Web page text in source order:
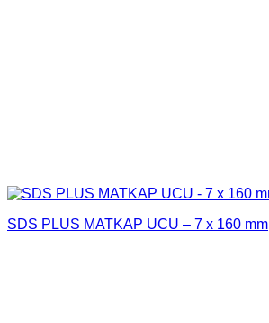
SDS PLUS MATKAP UCU – 7 x 160 mm